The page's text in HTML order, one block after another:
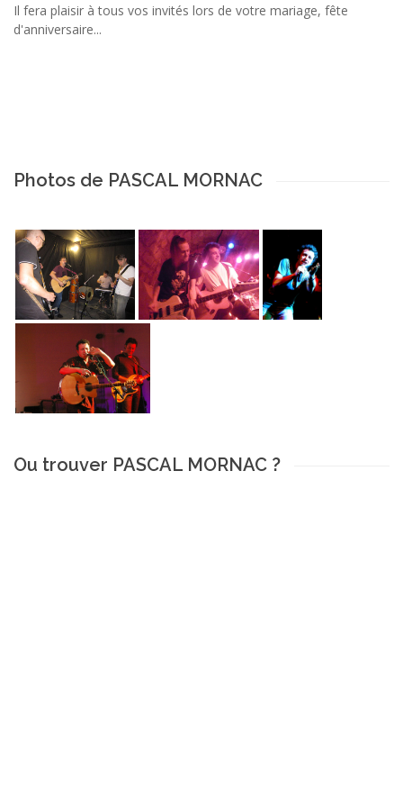
Il fera plaisir à tous vos invités lors de votre mariage, fête
d'anniversaire...
Photos de PASCAL MORNAC
Ou trouver PASCAL MORNAC ?